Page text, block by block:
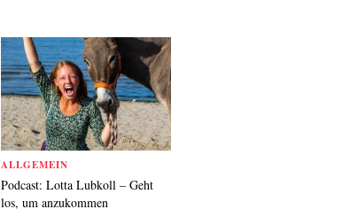
ALLGEMEIN
Podcast: Lotta Lubkoll – Geht
los, um anzukommen